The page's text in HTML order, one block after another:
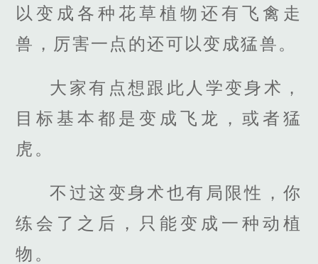
以变成各种花草植物还有飞禽走
兽，厉害一点的还可以变成猛兽。
大家有点想跟此人学变身术，
目标基本都是变成飞龙，或者猛
虎。
不过这变身术也有局限性，你
练会了之后，只能变成一种动植
物。